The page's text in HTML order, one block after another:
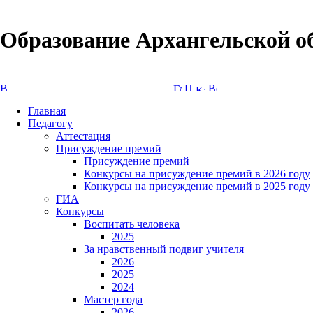
Образование Архангельской
Главная
Педагогу
Аттестация
Присуждение премий
Присуждение премий
Конкурсы на присуждение премий в 2026 году
Конкурсы на присуждение премий в 2025 году
ГИА
Конкурсы
Воспитать человека
2025
За нравственный подвиг учителя
2026
2025
2024
Мастер года